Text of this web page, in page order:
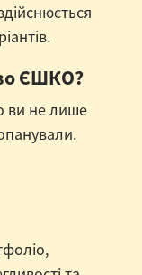
ЄШКО?
ви не лише